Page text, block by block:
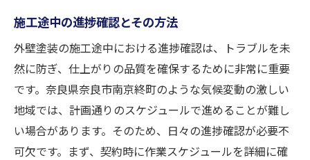
施工途中の進捗確認とその方法
外壁塗装の施工途中における進捗確認は、トラブルを未
然に防ぎ、仕上がりの品質を確保するために非常に重要
です。奈良県奈良市南京終町のような気候変動の激しい
地域では、計画通りのスケジュールで進めることが難し
い場合があります。そのため、日々の進捗確認が必要不
可欠です。まず、契約時に作業スケジュールを詳細に確